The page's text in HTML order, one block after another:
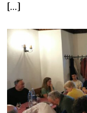
[...]